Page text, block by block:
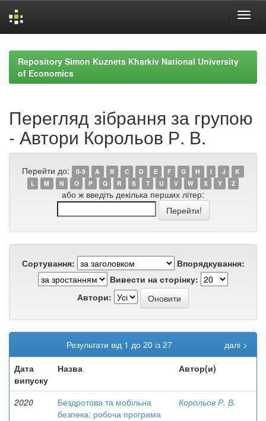
navigationRepository Simon Kuznets Kharkiv National University
of Economics
Перегляд зібрання за групою
- Автори Корольов Р. В.
Перейти до: 0-9 A B C D E F G H I J
K
L
M N O P Q R S T U V W X Y Z
або ж введіть декілька перших літер:
Сортування:
Впорядкування:
Вивести на сторінку:
Автори:
Результати від 1 до 20 із 27
далі >
Дата
випуску
Назва Автор(и)
2020
Бездротова та мобільна
безпека: робоча програма
Корольов Р. В.